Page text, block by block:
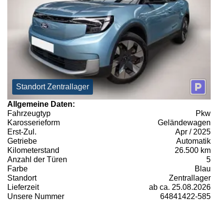
Standort Zentrallager
Allgemeine Daten:
Fahrzeugtyp
Pkw
Karosserieform
Geländewagen
Erst-Zul.
Apr / 2025
Getriebe
Automatik
Kilometerstand
26.500 km
Anzahl der Türen
5
Farbe
Blau
Standort
Zentrallager
Lieferzeit
ab ca. 25.08.2026
Unsere Nummer
64841422-585